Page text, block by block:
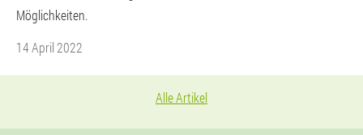
Möglichkeiten.
14 April 2022
Alle Artikel